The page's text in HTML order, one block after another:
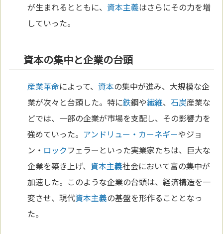
が生まれるとともに、 資本主義はさらにその力を増
していった。
資本の集中と企業の台頭
産業革命によって、 資本の集中が進み、大規模な企
業が次々と台頭した。特に鉄鋼や繊維、石炭産業な
どでは、一部の企業が市場を支配し、その影響力を
強めていった。 アンドリュー・カーネギーやジョ
ン・ ロックフェラーといった実業家たちは、巨大な
企業を築き上げ、 資本主義社会において富の集中が
加速した。このような企業の台頭は、経済構造を一
変させ、現代資本主義の基盤を形作ることとなっ
た。